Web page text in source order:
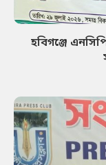
হবিগঞ্জে